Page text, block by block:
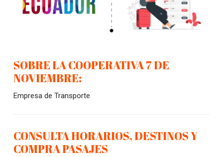
SOBRE LA COOPERATIVA 7 DE
NOVIEMBRE:
Empresa de Transporte
CONSULTA HORARIOS, DESTINOS Y
COMPRA PASAJES